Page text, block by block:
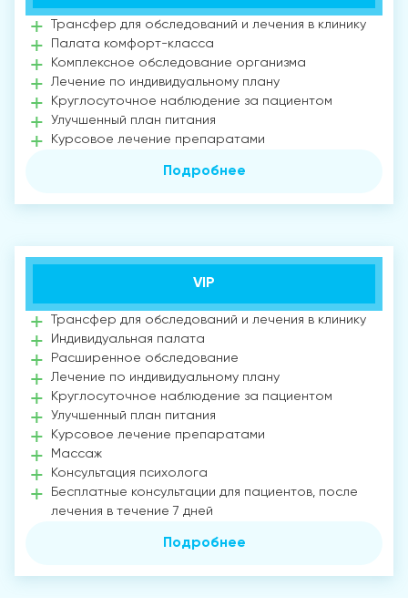
Трансфер для обследований и лечения в клинику
Палата комфорт-класса
Комплексное обследование организма
Лечение по индивидуальному плану
Круглосуточное наблюдение за пациентом
Улучшенный план питания
Курсовое лечение препаратами
Подробнее
VIP
Трансфер для обследований и лечения в клинику
Индивидуальная палата
Расширенное обследование
Лечение по индивидуальному плану
Круглосуточное наблюдение за пациентом
Улучшенный план питания
Курсовое лечение препаратами
Массаж
Консультация психолога
Бесплатные консультации для пациентов, после
лечения в течение 7 дней
Подробнее